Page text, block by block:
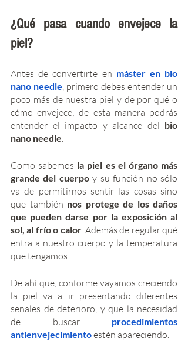
¿Qué pasa cuando envejece la
piel?
Antes de convertirte en máster en bio
nano needle , primero debes entender un
poco más de nuestra piel y de por qué o
cómo envejece; de esta manera podrás
entender el impacto y alcance del bio
nano needle
Como sabemos la piel es el órgano más
grande del cuerpo y su función no sólo
va de permitirnos sentir las cosas sino
que también nos protege de los daños
que pueden darse por la exposición al
sol, al frío o calor. Además de regular qué
entra a nuestro cuerpo y la temperatura
que tengamos.
De ahí que, conforme vayamos creciendo
la piel va a ir presentando diferentes
señales de deterioro, y que la necesidad
de buscar procedimientos
antienvejecimiento estén apareciendo.